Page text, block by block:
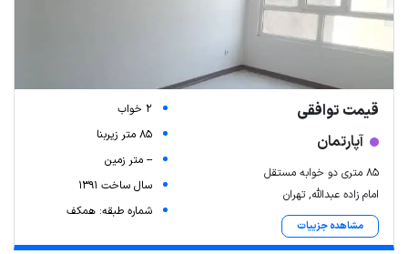
قیمت توافقی
آپارتمان
۸۵ متری دو خوابه مستقل
امام زاده عبدالله, تهران
مشاهده جزییات
2 خواب
85 متر زیربنا
-- متر زمین
سال ساخت 1391
شماره طبقه: همکف